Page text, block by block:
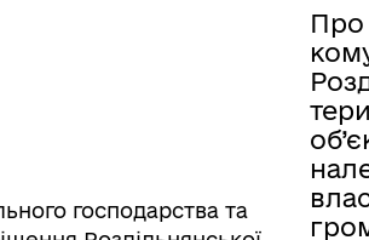
господарства та
Про